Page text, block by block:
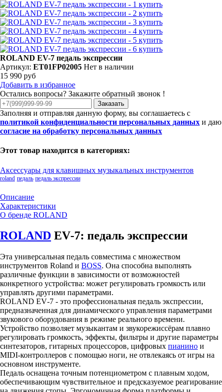
ROLAND EV-7 педаль экспрессии
Артикул: ET01FP02005 Нет в наличии
15 990 руб
Добавить в избранное
Остались вопросы? Закажите обратный звонок !
Заказать
Заполняя и отправляя данную форму, вы соглашаетесь с
политикой конфиденциальности персональных данных и даю
согласие на обработку персональных данных
Этот товар находится в категориях:
Аксессуары для клавишных музыкальных инструментов
roland педаль педаль экспрессии
Описание
Характеристики
О бренде ROLAND
ROLAND EV‑7: педаль экспрессии
Эта универсальная педаль совместима с множеством
инструментов Roland и BOSS. Она способна выполнять
различные функции в зависимости от возможностей
конкретного устройства: может регулировать громкость или
управлять другими параметрами.
ROLAND EV‑7 - это профессиональная педаль экспрессии,
предназначенная для динамического управления параметрами
звукового оборудования в режиме реального времени.
Устройство позволяет музыкантам и звукорежиссёрам плавно
регулировать громкость, эффекты, фильтры и другие параметры
синтезаторов, гитарных процессоров, цифровых пианино и
MIDI‑контроллеров с помощью ноги, не отвлекаясь от игры на
основном инструменте.
Педаль оснащена точным потенциометром с плавным ходом,
обеспечивающим чувствительное и предсказуемое реагирование